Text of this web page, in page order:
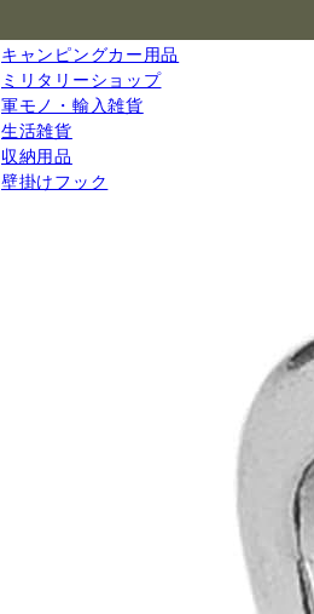
キャンピングカー用品
ミリタリーショップ
軍モノ・輸入雑貨
生活雑貨
収納用品
壁掛けフック